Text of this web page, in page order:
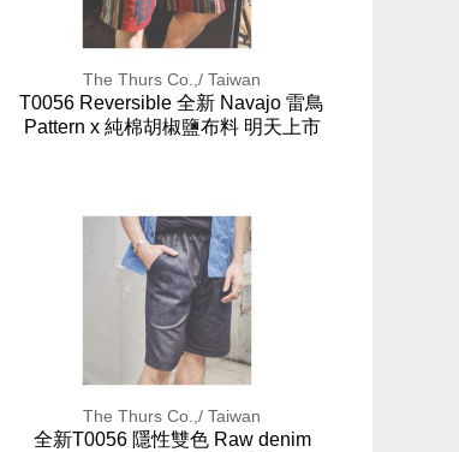
The Thurs Co.,/ Taiwan
T0056 Reversible 全新 Navajo 雷鳥
Pattern x 純棉胡椒鹽布料 明天上市
The Thurs Co.,/ Taiwan
全新T0056 隱性雙色 Raw denim